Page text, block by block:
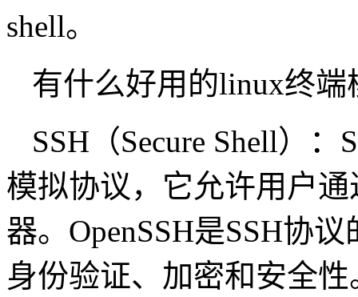
shell。
有什么好用的linux终端
SSH（Secure Shell）
模拟协议，它允许用户
器。OpenSSH是SSH协
身份验证、加密和安全性